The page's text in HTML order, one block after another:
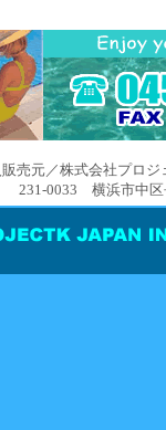
売元／株式会社プロ
231-0033 横浜市中区